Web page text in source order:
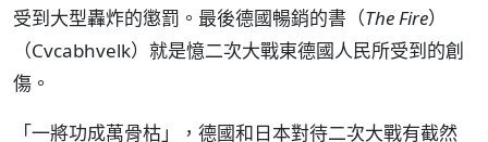
受到大型轟炸的懲罰。最後德國暢銷的書（The Fire）
（Cvcabhvelk）就是憶二次大戰東德國人民所受到的創
傷。
「一將功成萬骨枯」，德國和日本對待二次大戰有截然